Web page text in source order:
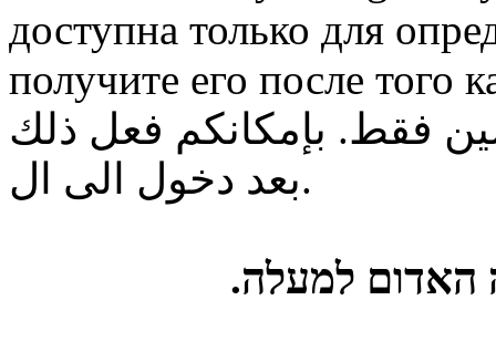
доступна только для
получите его после того
فقط. بإمكانكم فعل ذلك
بعد دخول الى ال.
האדום למעלה.